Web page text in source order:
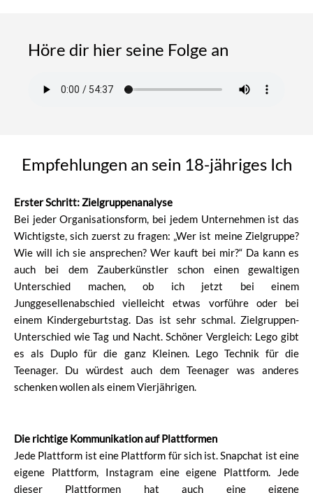
Höre dir hier seine Folge an
Empfehlungen an sein 18-jähriges Ich
Erster Schritt: Zielgruppenanalyse
Bei jeder Organisationsform, bei jedem Unternehmen ist das
Wichtigste, sich zuerst zu fragen: „Wer ist meine Zielgruppe?
Wie will ich sie ansprechen? Wer kauft bei mir?“ Da kann es
auch bei dem Zauberkünstler schon einen gewaltigen
Unterschied machen, ob ich jetzt bei einem
Junggesellenabschied vielleicht etwas vorführe oder bei
einem Kindergeburtstag. Das ist sehr schmal. Zielgruppen-
Unterschied wie Tag und Nacht. Schöner Vergleich: Lego gibt
es als Duplo für die ganz Kleinen. Lego Technik für die
Teenager. Du würdest auch dem Teenager was anderes
schenken wollen als einem Vierjährigen.
Die richtige Kommunikation auf Plattformen
Jede Plattform ist eine Plattform für sich ist. Snapchat ist eine
eigene Plattform, Instagram eine eigene Plattform. Jede
dieser Plattformen hat auch eine eigene